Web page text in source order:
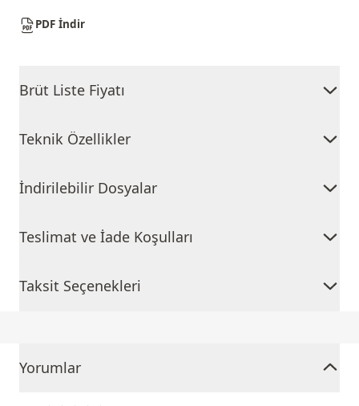
PDF İndir
Brüt Liste Fiyatı
Teknik Özellikler
İndirilebilir Dosyalar
Teslimat ve İade Koşulları
Taksit Seçenekleri
Yorumlar